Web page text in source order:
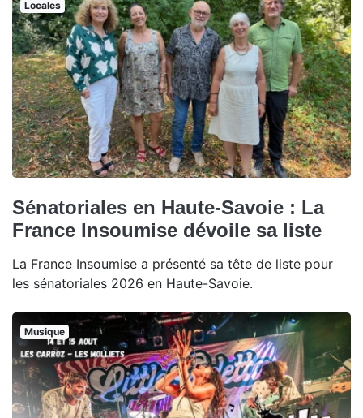
Locales
Sénatoriales en Haute-Savoie : La
France Insoumise dévoile sa liste
La France Insoumise a présenté sa tête de liste pour
les sénatoriales 2026 en Haute-Savoie.
Musique